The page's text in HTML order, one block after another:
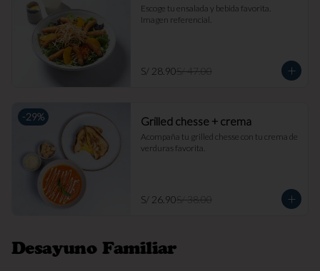
Escoge tu ensalada y bebida favorita.
Imagen referencial.
S/ 28.90S/ 47.00
-29% Grilled chesse + crema
Acompaña tu grilled chesse con tu crema de
verduras favorita.
S/ 26.90S/ 38.00
Desayuno Familiar